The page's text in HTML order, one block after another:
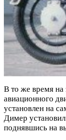
В то же время на
авиационного
установлен на
Димер
поднявшись на